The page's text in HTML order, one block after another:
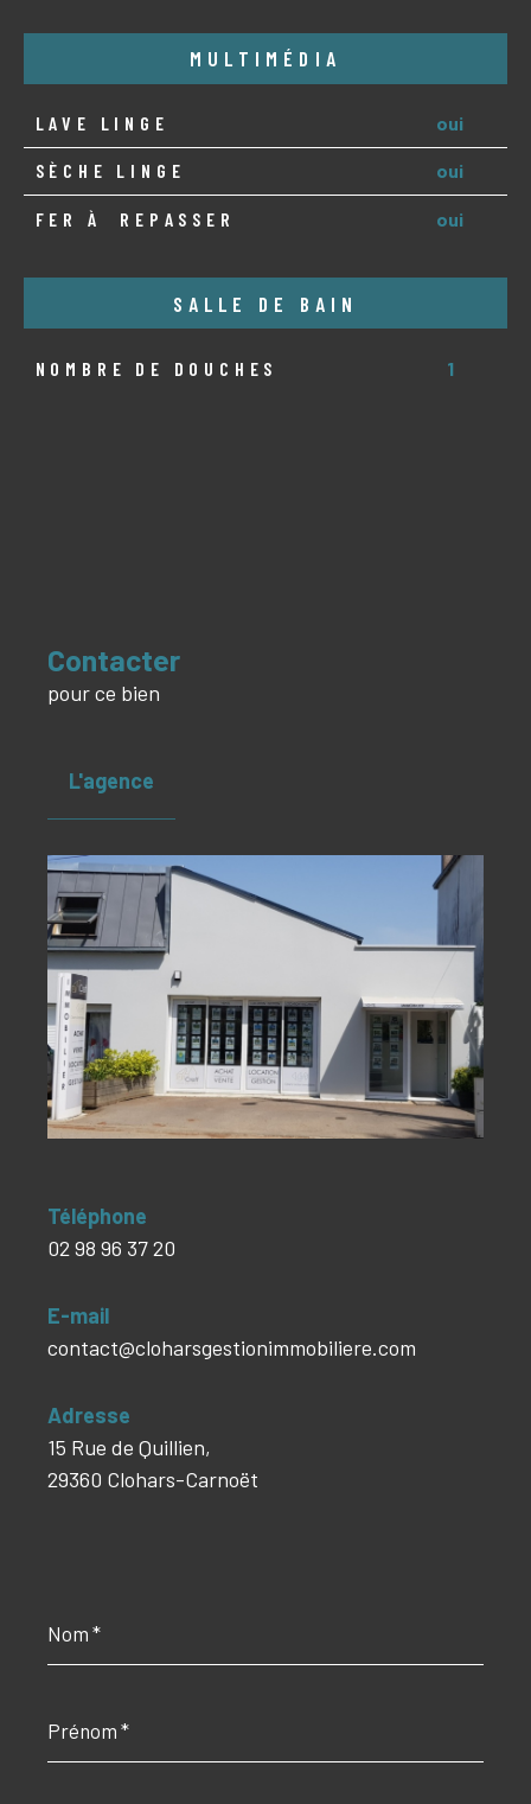
MULTIMÉDIA
LAVE LINGE oui
SÈCHE LINGE oui
FER À REPASSER oui
SALLE DE BAIN
NOMBRE DE DOUCHES 1
Contacter
pour ce bien
L'agence
Téléphone
02 98 96 37 20
E-mail
contact@cloharsgestionimmobiliere.com
Adresse
15 Rue de Quillien,
29360 Clohars-Carnoët
*
*